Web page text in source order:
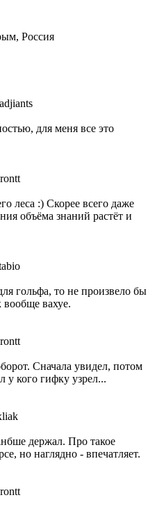
, Россия
для меня все это
леса :) Скорее всего даже
объёма знаний растёт и
гольфа, то не произвело бы
вообще вахуе.
Сначала увидел, потом
у кого гифку узрел...
держал. Про такое
но наглядно - впечатляет.